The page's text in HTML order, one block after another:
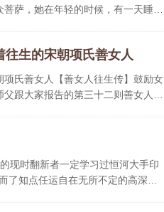
萨，她在年轻的时候，有一天睡午
生的宋朝项氏善女人
氏善女人【善女人往生传】鼓励女
跟大家报告的第三十二则善女人念
现时翻新者一定学习过恒河大手印
了知点任运自在无所不定的高深教